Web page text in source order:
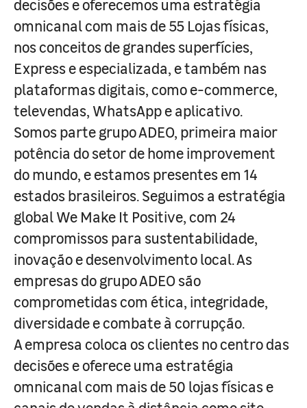
decisões e oferecemos uma estratégia
omnicanal com mais de 55 Lojas físicas,
nos conceitos de grandes superfícies,
Express e especializada, e também nas
plataformas digitais, como e-commerce,
televendas, WhatsApp e aplicativo.
Somos parte grupo ADEO, primeira maior
potência do setor de home improvement
do mundo, e estamos presentes em 14
estados brasileiros. Seguimos a estratégia
global We Make It Positive, com 24
compromissos para sustentabilidade,
inovação e desenvolvimento local. As
empresas do grupo ADEO são
comprometidas com ética, integridade,
diversidade e combate à corrupção.
A empresa coloca os clientes no centro das
decisões e oferece uma estratégia
omnicanal com mais de 50 lojas físicas e